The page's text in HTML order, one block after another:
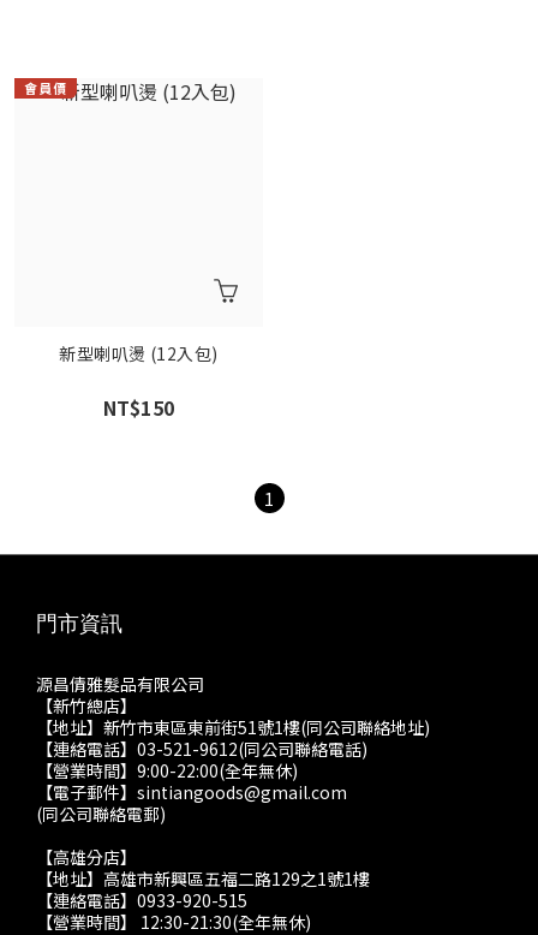
新型喇叭燙 (12入包)
NT$150
1
門市資訊
源昌倩雅髮品有限公司
【新竹總店】
【地址】新竹市東區東前街51號1樓(同公司聯絡地址)
【連絡電話】03-521-9612(同公司聯絡電話)
【營業時間】9:00-22:00(全年無休)
【電子郵件】sintiangoods@gmail.com
(同公司聯絡電郵)
【高雄分店】
【地址】高雄市新興區五福二路129之1號1樓
【連絡電話】0933-920-515
【營業時間】 12:30-21:30(全年無休)